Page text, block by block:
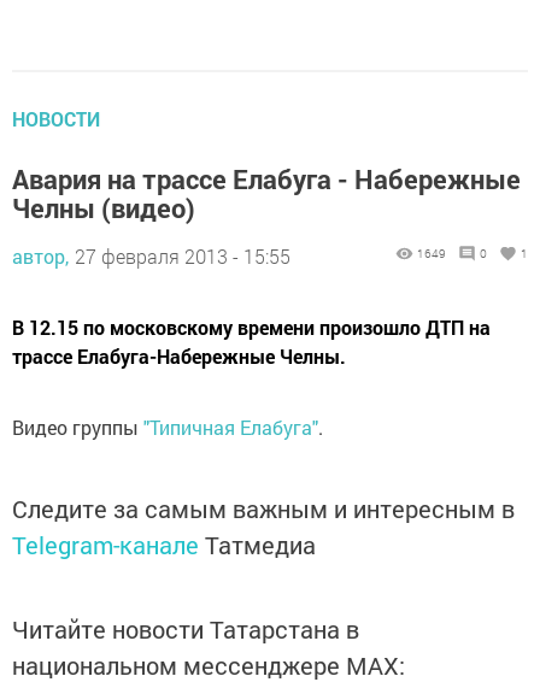
НОВОСТИ
Авария на трассе Елабуга - Набережные
Челны (видео)
автор, 27 февраля 2013 - 15:55 1649 0 1
В 12.15 по московскому времени произошло ДТП на
трассе Елабуга-Набережные Челны.
Видео группы "Типичная Елабуга".
Следите за самым важным и интересным в
Telegram-канале Татмедиа
Читайте новости Татарстана в
национальном мессенджере MАХ: